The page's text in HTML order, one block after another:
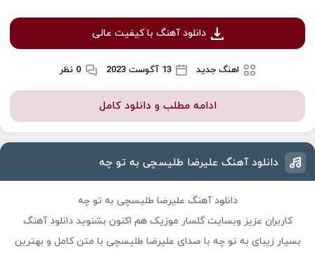
دانلود آهنگ با کیفیت عالی
اهنگ جدید 13 آگوست 2023 0 نظر
ادامه مطلب و دانلود کامل
دانلود آهنگ علیرضا طلیسچی به تو چه
دانلود آهنگ علیرضا طلیسچی به تو چه
کاربران عزیز وبسایت گلسار موزیک هم اکنون بشنوید دانلود آهنگ
بسیار زیبای به تو چه با صدای علیرضا طلیسچی با متن کامل و بهترین